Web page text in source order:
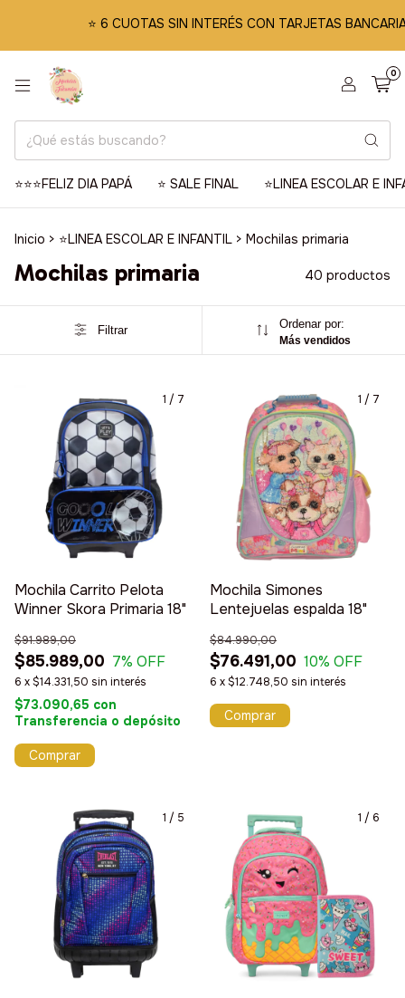
⭐️ 6 CUOTAS SIN INTERÉS CON TARJETAS BANCARIAS Y 3
0
⭐️⭐️⭐️FELIZ DIA PAPÁ ⭐️ SALE FINAL ⭐️LINEA ESCOLAR E
Inicio > ⭐️LINEA ESCOLAR E INFANTIL > Mochilas primaria
Mochilas primaria 40 productos
Filtrar Ordenar por:
Más vendidos
1 / 7
Mochila Carrito Pelota
Winner Skora Primaria 18"
$85.989,00
$91.989,00
7% OFF
6 x$14.331,50 sin interés
$73.090,65 con
Transferencia o depósito
Comprar
1 / 7
Mochila Simones
Lentejuelas espalda 18"
$76.491,00
$84.990,00
10% OFF
6 x$12.748,50 sin interés
1 / 5 1 / 6